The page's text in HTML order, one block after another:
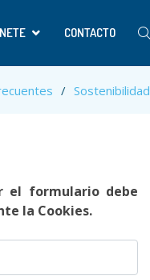
CONTACTO
Sostenibilidad
el formulario debe
la Cookies.